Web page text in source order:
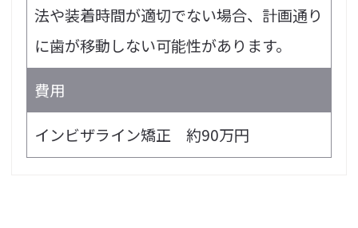
法や装着時間が適切でない場合、計画通り
に歯が移動しない可能性があります。
費用
インビザライン矯正 約90万円